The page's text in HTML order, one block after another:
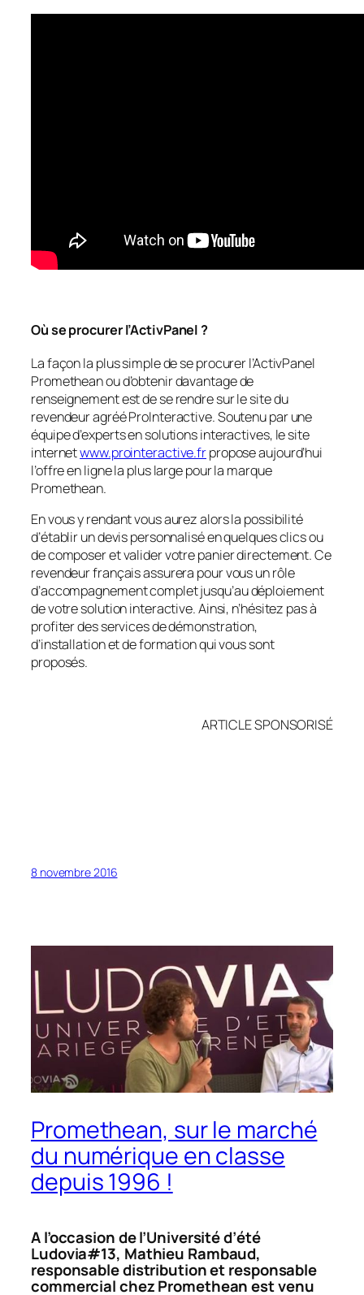
Où se procurer l’ActivPanel ?
La façon la plus simple de se procurer l’ActivPanel
Promethean ou d’obtenir davantage de
renseignement est de se rendre sur le site du
revendeur agréé ProInteractive. Soutenu par une
équipe d’experts en solutions interactives, le site
internetwww.prointeractive.frpropose aujourd’hui
l’offre en ligne la plus large pour la marque
Promethean.
En vous y rendant vous aurez alors la possibilité
d’établir un devis personnalisé en quelques clics ou
de composer et valider votre panier directement. Ce
revendeur français assurera pour vous un rôle
d’accompagnement complet jusqu’au déploiement
de votre solution interactive. Ainsi, n’hésitez pas à
profiter des services de démonstration,
d’installation et de formation qui vous sont
proposés.
ARTICLE SPONSORISÉ
8 novembre 2016
Promethean, sur le marché
du numérique en classe
depuis 1996 !
A l’occasion de l’Université d’été
Ludovia#13, Mathieu Rambaud,
responsable distribution et responsable
commercial chez Promethean est venu